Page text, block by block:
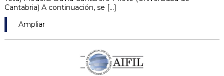
Cantabria) A continuación, se [...]
Ampliar